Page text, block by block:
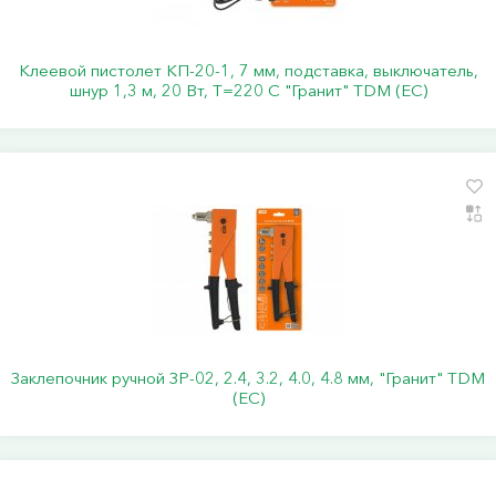
Клеевой пистолет КП-20-1, 7 мм, подставка, выключатель,
шнур 1,3 м, 20 Вт, Т=220 С "Гранит" TDM (ЕС)
Заклепочник ручной ЗР-02, 2.4, 3.2, 4.0, 4.8 мм, "Гранит" TDM
(ЕС)